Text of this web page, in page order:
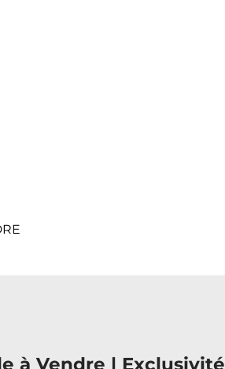
à Vendre | Exclusivité